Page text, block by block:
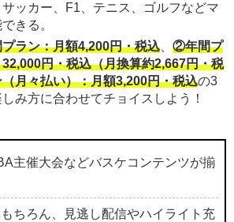
ッカー、F1、テニス、ゴルフなどマ
きる。
ラン：月額4,200円・税込、 ②年間プ
円・税込（月換算約2,667円・税
月々払い）：月額3,200円・税込の3
み方に合わせてチョイスしよう！
主催大会などバスケコンテンツが揃
ちろん、見逃し配信やハイライト充